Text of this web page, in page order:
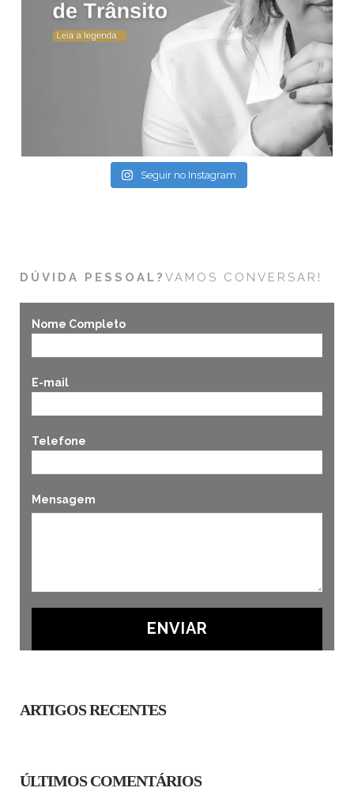
Seguir no Instagram
DÚVIDA PESSOAL? VAMOS CONVERSAR!
Nome Completo
E-mail
Telefone
Mensagem
ARTIGOS RECENTES
ÚLTIMOS COMENTÁRIOS